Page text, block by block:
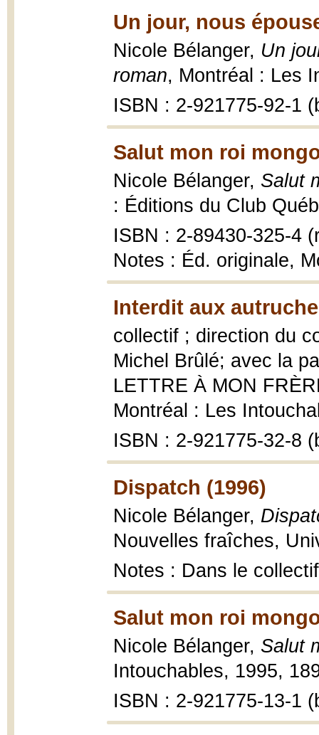
Un jour, nous
Nicole Bélanger, Un
roman, Montréal : Les
ISBN : 2-921775-92-1
Salut mon roi
Nicole Bélanger, Salut
: Éditions du Club
ISBN : 2-89430-325-4
Notes : Éd. originale,
Interdit aux
collectif ; direction du
Michel Brûlé; avec la
LETTRE À MON
Montréal : Les
ISBN : 2-921775-32-8
Dispatch (1996)
Nicole Bélanger,
Nouvelles fraîches,
Notes : Dans le
Salut mon roi
Nicole Bélanger, Salut
Intouchables, 1995,
ISBN : 2-921775-13-1